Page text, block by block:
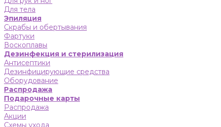
Для тела
Эпиляция
Скрабы и обертывания
Фартуки
Воскоплавы
Дезинфекция и стерилизация
Антисептики
Дезинфицирующие средства
Оборудование
Распродажа
Подарочные карты
Распродажа
Акции
Схемы ухода